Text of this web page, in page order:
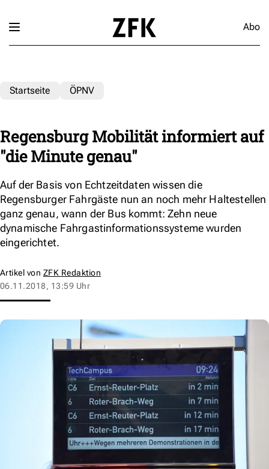
Abo
Startseite ÖPNV
Regensburg Mobilität informiert auf
"die Minute genau"
Auf der Basis von Echtzeitdaten wissen die
Regensburger Fahrgäste nun an noch mehr Haltestellen
ganz genau, wann der Bus kommt: Zehn neue
dynamische Fahrgastinformationssysteme wurden
eingerichtet.
Artikel von ZFK Redaktion
06.11.2018, 13:59 Uhr